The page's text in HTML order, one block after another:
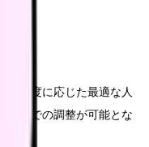
必要度に応じた最適な人
イムでの調整が可能とな